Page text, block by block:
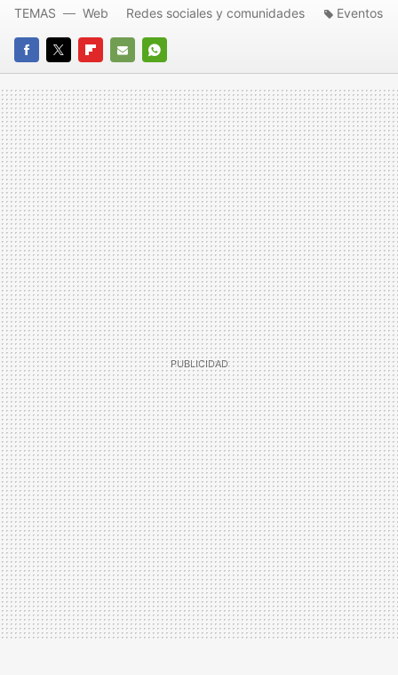
FACEBOOK
TWITTERFLIPBOARD
E-
MAIL
WHATSAPP
TEMAS Web Redes sociales y comunidades Eventos